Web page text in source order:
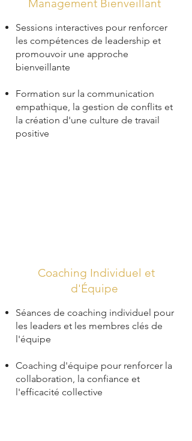
Management Bienveillant
Sessions interactives pour renforcer
les compétences de leadership et
promouvoir une approche
bienveillante
Formation sur la communication
empathique, la gestion de conflits et
la création d'une culture de travail
positive
Coaching Individuel et
d'Équipe
Séances de coaching individuel pour
les leaders et les membres clés de
l'équipe
Coaching d'équipe pour renforcer la
collaboration, la confiance et
l'efficacité collective